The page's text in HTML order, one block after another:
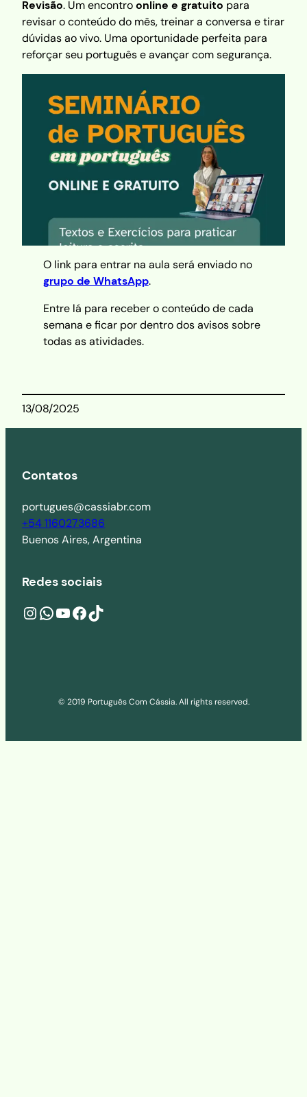
Revisão. Um encontroonline e gratuito para
revisar o conteúdo do mês, treinar a conversa e tirar
dúvidas ao vivo. Uma oportunidade perfeita para
reforçar seu português e avançar com segurança.
O link para entrar na aula será enviado no
grupo de WhatsApp.
Entre lá para receber o conteúdo de cada
semana e ficar por dentro dos avisos sobre
todas as atividades.
13/08/2025
Contatos
portugues@cassiabr.com
+54 1160273686
Buenos Aires, Argentina
Redes sociais
Instagramwa.me/541160273686 YouTube Facebook TikTok
© 2019 Português Com Cássia. All rights reserved.